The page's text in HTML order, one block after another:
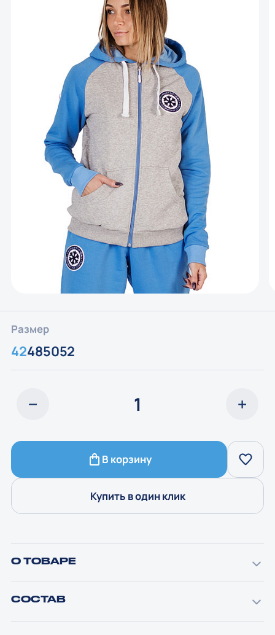
Размер
42485052
В корзину
Купить в один клик
О ТОВАРЕ
СОСТАВ